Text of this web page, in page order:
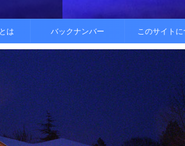
は バックナンバー このサイト